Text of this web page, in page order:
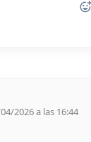
2026 a las 16:44